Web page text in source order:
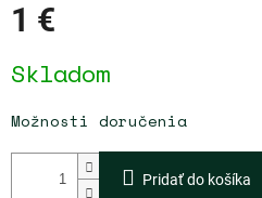
1 €
cena:
Skladom
Možnosti doručenia
Pridať do košíka